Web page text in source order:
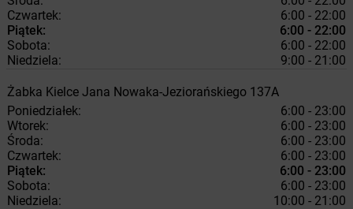
Czwartek:
6:00 - 22:00
Piątek:
6:00 - 22:00
Sobota:
6:00 - 22:00
Niedziela:
9:00 - 21:00
Żabka Kielce Jana Nowaka-Jeziorańskiego 137A
Poniedziałek:
6:00 - 23:00
Wtorek:
6:00 - 23:00
Środa:
6:00 - 23:00
Czwartek:
6:00 - 23:00
Piątek:
6:00 - 23:00
Sobota:
6:00 - 23:00
Niedziela:
10:00 - 21:00